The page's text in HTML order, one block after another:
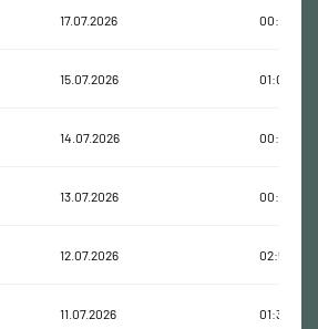
17.07.2026 00:42:15
15.07.2026 01:02:06
14.07.2026 00:56:52
13.07.2026 00:33:39
12.07.2026 02:56:59
11.07.2026 01:33:12